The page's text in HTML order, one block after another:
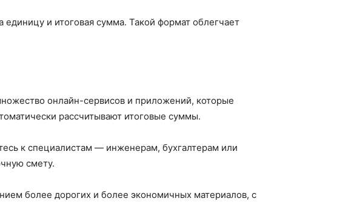
и итоговая сумма. Такой формат облегчает
онлайн-сервисов и приложений, которые
рассчитывают итоговые суммы.
к специалистам — инженерам, бухгалтерам или
смету.
более дорогих и более экономичных материалов, с